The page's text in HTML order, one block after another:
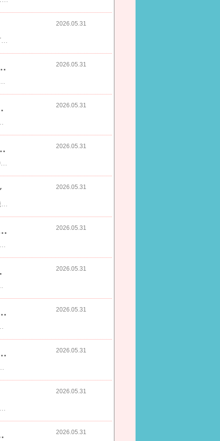
​ROPE' PICNIC KIDS 【KIDS/キッズ】綿ワッシャードット柄ワンピース ロペピクニック ワンピース・ドレス ワンピース ベージュ価格：2,992円（税込、送料別) (2026/5/31時点)楽天で購入PR
2026.05.31
クリア ワンデー まとめ買い 1箱30枚 1箱あたり【962円～】 2026.05.31
（レーネ） レディース 2026.05.31
ール プレゼント お酒 飲み比べ セット クラフトビール
​【早割300円オフ】父の日ギフト2026（ビール10本 送料無料）12年連続1位！父の日 父の日2026 ビール プレゼント お酒 飲み比べ セット クラフトビール 詰め合わせ 食べ物 グルメ よなよなエール ヤッホーブルーイング よなよなの里 お父さん 男性​​PR
2026.05.31
2026.05.31
SALE ※お一人様3点まで カップ付きリブタンクトップ Uネック型 2026.05.31
防災 備蓄 2026.05.31
子供服 キッズ 男の子 女の子 タオル ラップタオル 2026.05.31
ーズ NIKE 男の子 女の子 キッズ シューズ 2026.05.31
♪骨とり 骨なし 鯖 さば 冷凍食品 父の日 ギフト プレゼント 【P】​​PR
2026.05.31
詰め合わせ 飲み比べ 2026.05.31